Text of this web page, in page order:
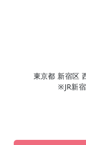
東京都 新宿区
※JR新